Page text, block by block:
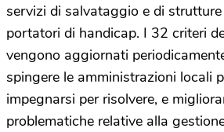
servizi di salvataggio e di
portatori di handicap. I 32 criteri
vengono aggiornati
spingere le amministrazioni locali
impegnarsi per risolvere, e
problematiche relative alla